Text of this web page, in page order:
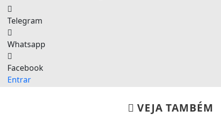
Telegram
Whatsapp
Facebook
Entrar
VEJA TAMBÉM